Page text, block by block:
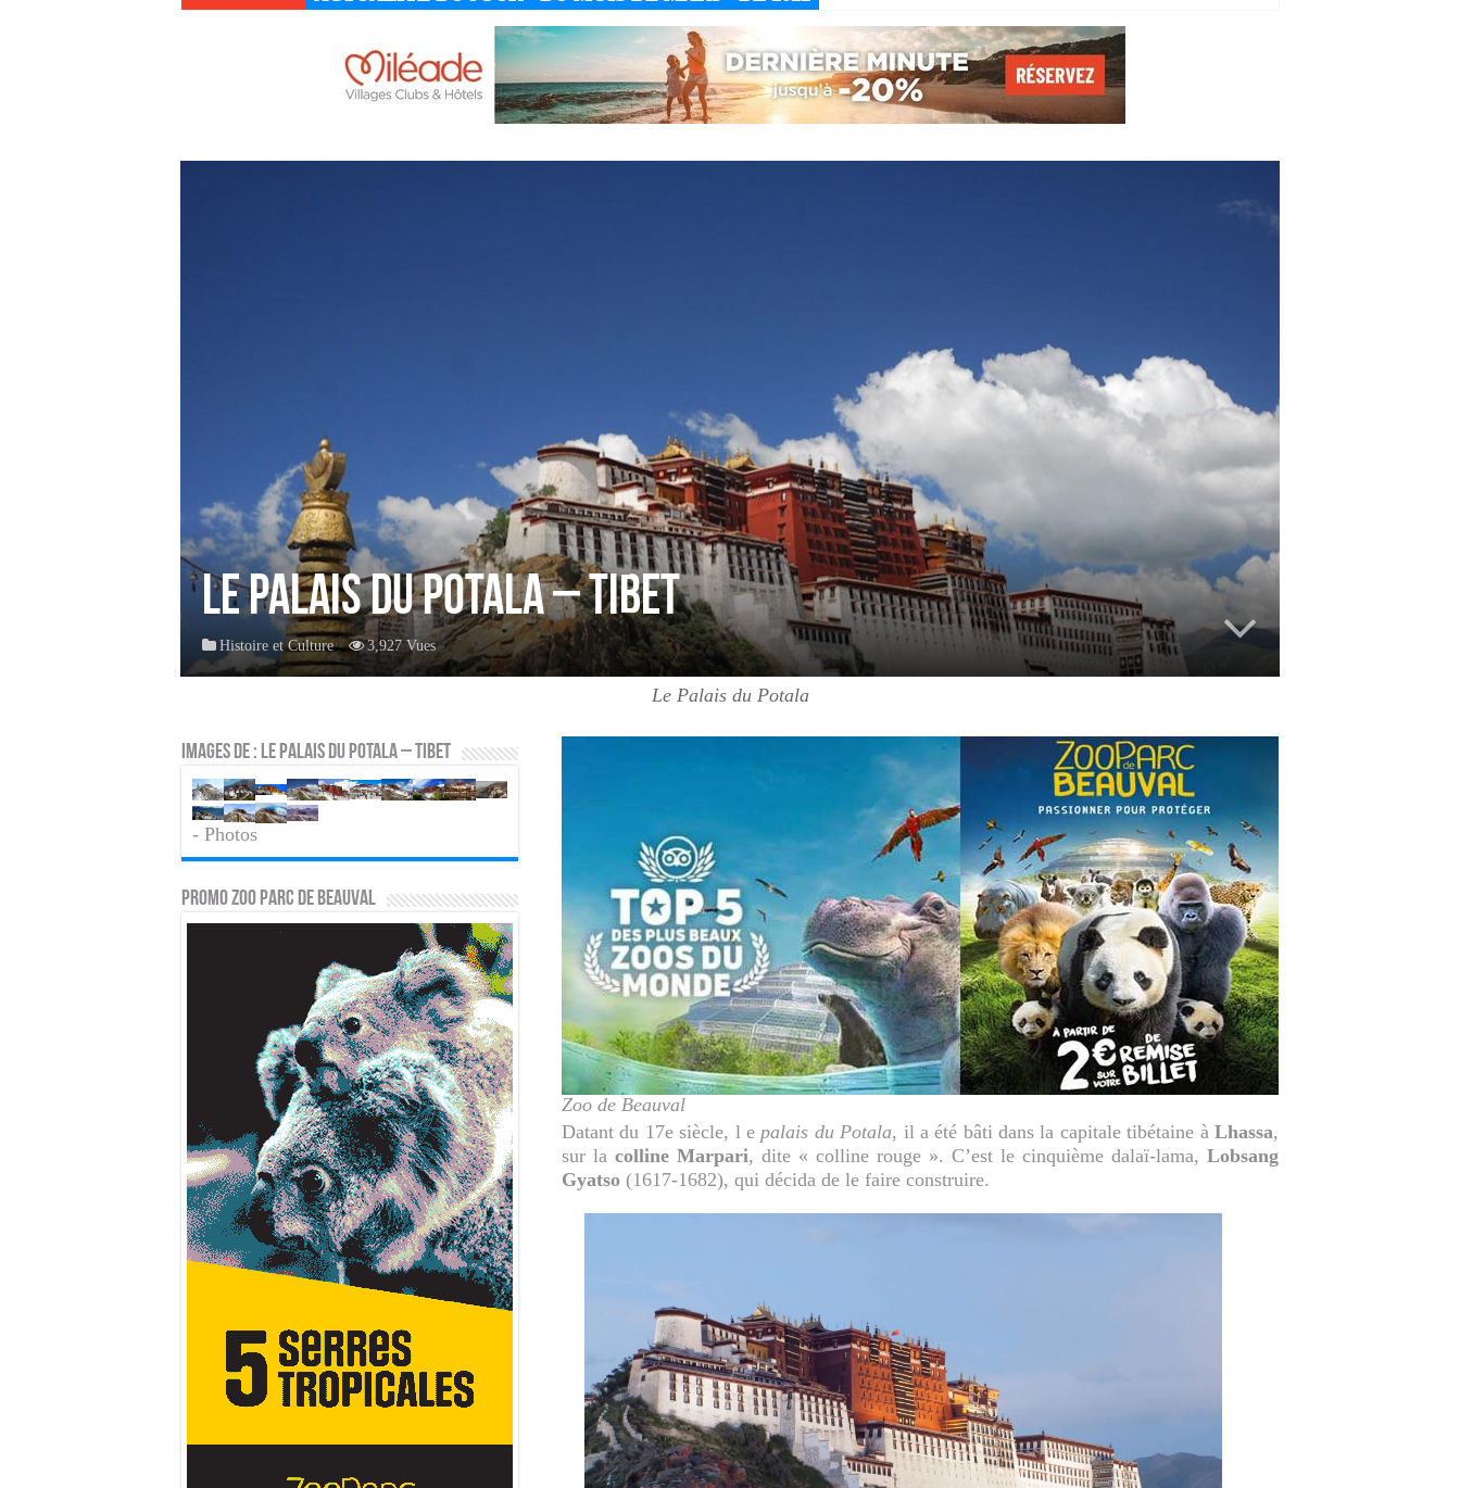
Le palais du Potala – Tibet
Histoire et Culture 3,927 Vues
Le Palais du Potala
Zoo de Beauval
Datant du 17e siècle, l epalais du Potala, il a été bâti dans la capitale tibétaine àLhassa,
sur la colline Marpari, dite « colline rouge ». C’est le cinquième dalaï-lama, Lobsang
Gyatso (1617-1682), qui décida de le faire construire.
Images de : Le palais du Potala – Tibet
- Photos
PROMO ZOO PARC DE BEAUVAL